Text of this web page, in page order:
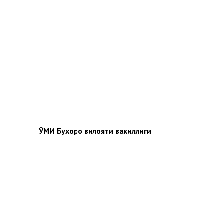
ЎМИ Бухоро вилояти вакиллиги